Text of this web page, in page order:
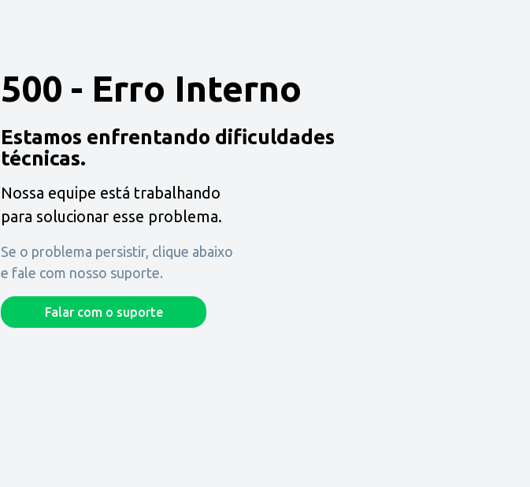
500 - Erro Interno
Estamos enfrentando dificuldades
técnicas.
Nossa equipe está trabalhando
para solucionar esse problema.
Se o problema persistir, clique abaixo
e fale com nosso suporte.
Falar com o suporte